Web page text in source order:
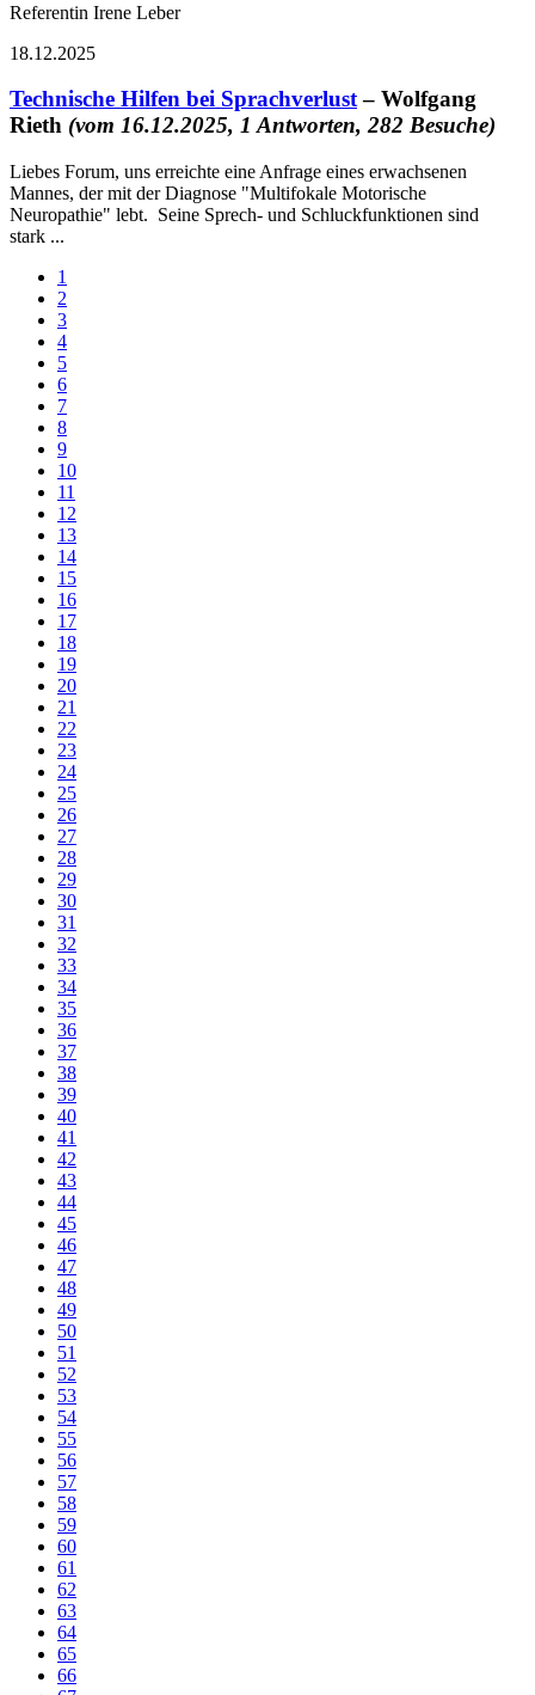
Referentin Irene Leber
18.12.2025
Technische Hilfen bei Sprachverlust– Wolfgang
Rieth (vom 16.12.2025, 1 Antworten, 282 Besuche)
Liebes Forum, uns erreichte eine Anfrage eines erwachsenen
Mannes, der mit der Diagnose "Multifokale Motorische
Neuropathie" lebt. Seine Sprech- und Schluckfunktionen sind
stark ...
1
2
3
4
5
6
7
8
9
10
11
12
13
14
15
16
17
18
19
20
21
22
23
24
25
26
27
28
29
30
31
32
33
34
35
36
37
38
39
40
41
42
43
44
45
46
47
48
49
50
51
52
53
54
55
56
57
58
59
60
61
62
63
64
65
66